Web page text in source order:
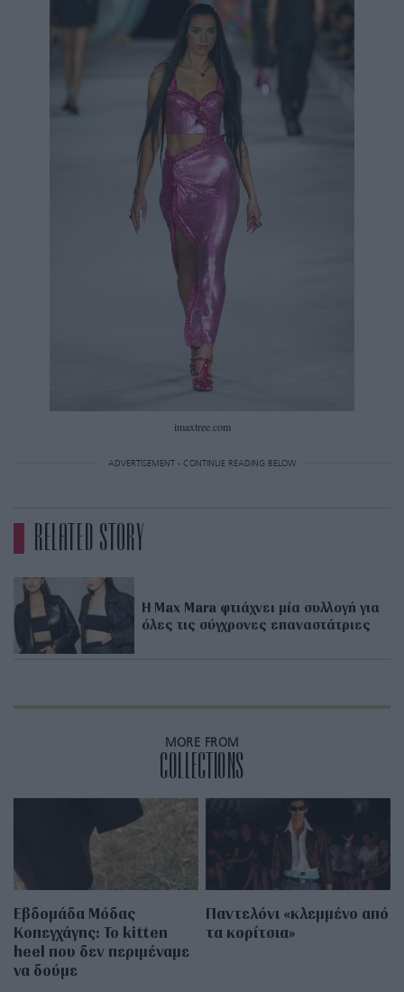
imaxtree.com
ADVERTISEMENT - CONTINUE READING BELOW
RELATED STORY
H Max Mara φτιάχνει μία συλλογή για
όλες τις σύγχρονες επαναστάτριες
MORE FROM
COLLECTIONS
Εβδομάδα Μόδας
Κοπεγχάγης: Το kitten
heel που δεν περιμέναμε
να δούμε
Παντελόνι «κλεμμένο από
τα κορίτσια»